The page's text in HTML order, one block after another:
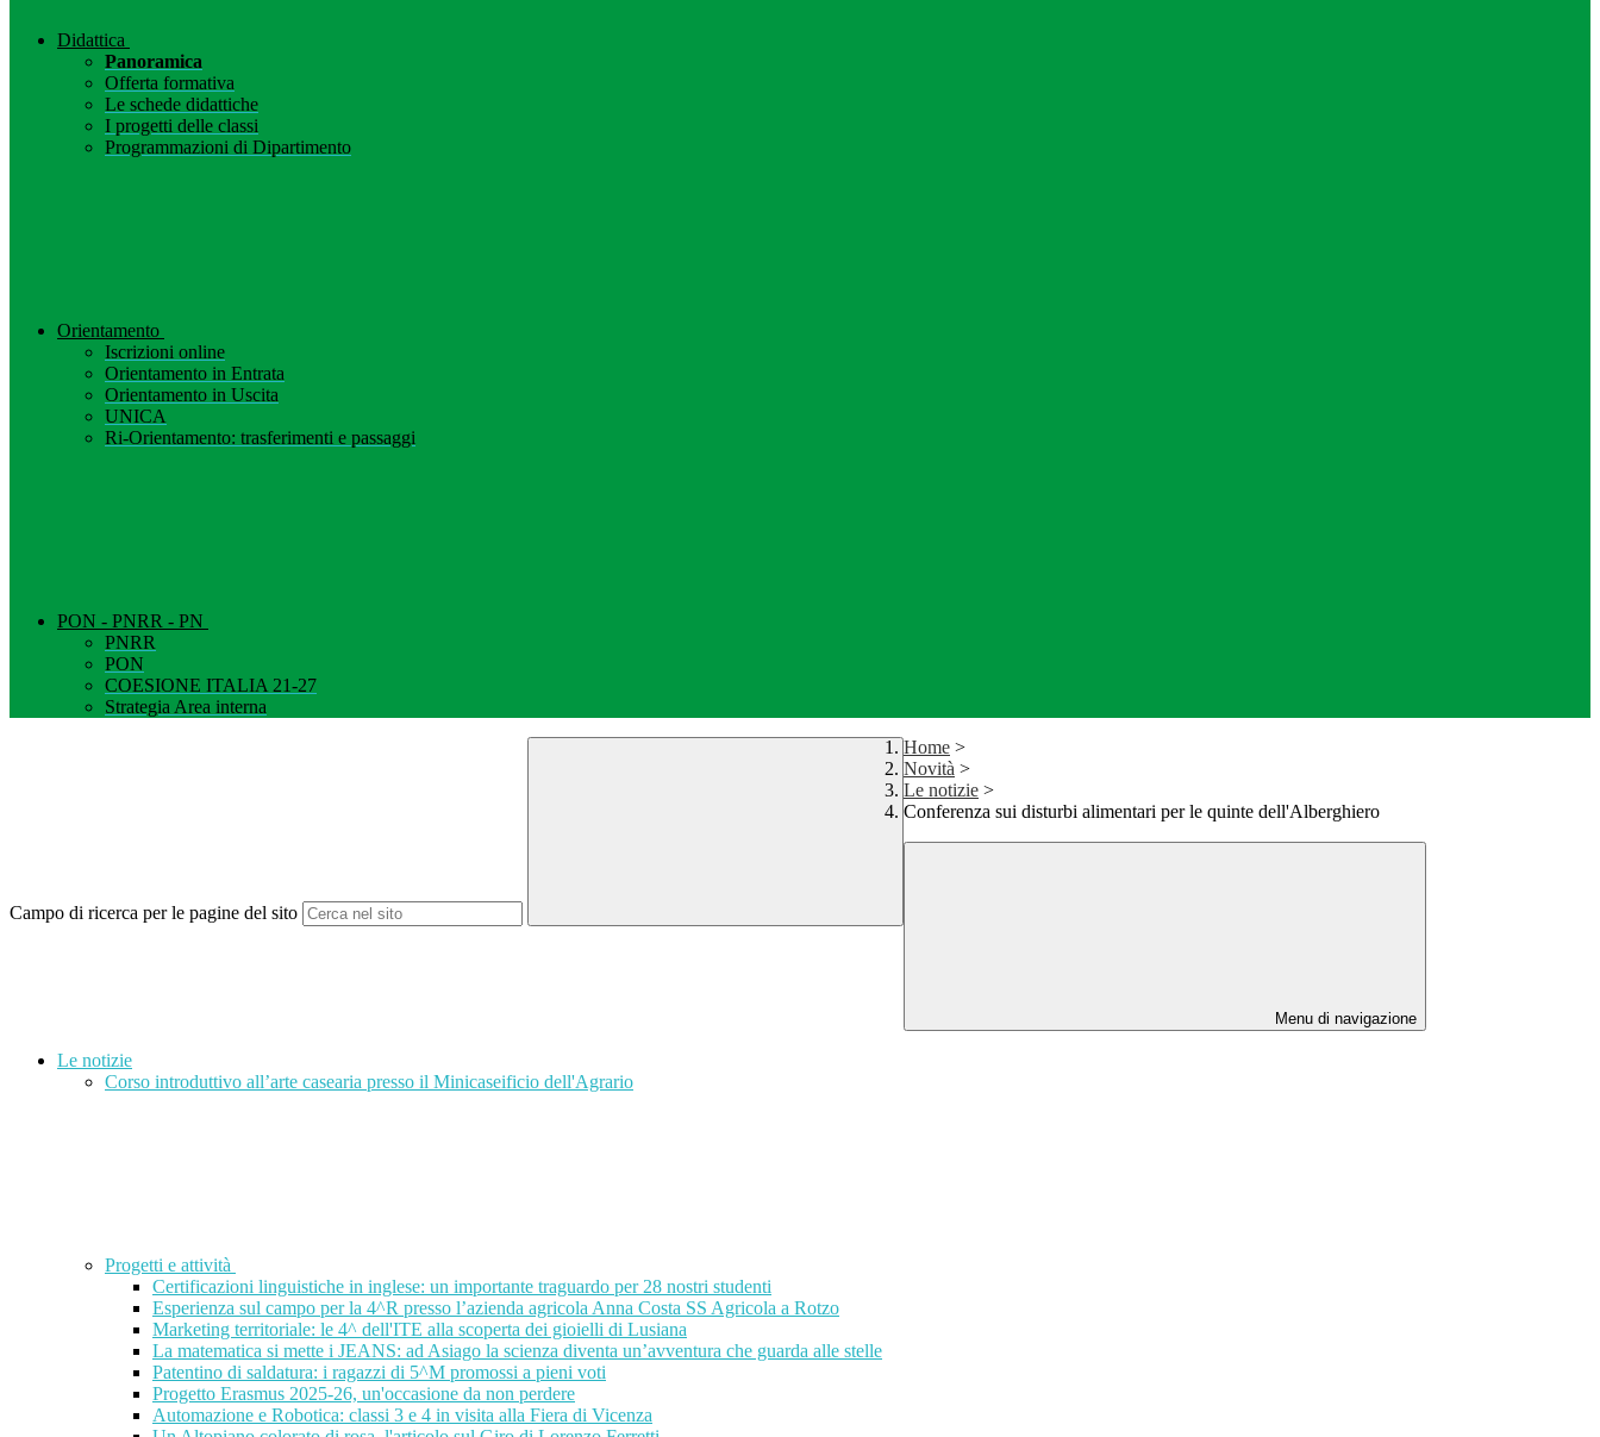
Didattica
Panoramica
Offerta formativa
Le schede didattiche
I progetti delle classi
Programmazioni di Dipartimento
Orientamento
Iscrizioni online
Orientamento in Entrata
Orientamento in Uscita
UNICA
Ri-Orientamento: trasferimenti e passaggi
PON - PNRR - PN
PNRR
PON
COESIONE ITALIA 21-27
Strategia Area interna
Campo di ricerca per le pagine del sito
Home >
Novità >
Le notizie >
Conferenza sui disturbi alimentari per le quinte dell'Alberghiero
Menu di navigazione
Le notizie
Corso introduttivo all’arte casearia presso il Minicaseificio dell'Agrario
Progetti e attività
Certificazioni linguistiche in inglese: un importante traguardo per 28 nostri studenti
Esperienza sul campo per la 4^R presso l’azienda agricola Anna Costa SS Agricola a Rotzo
Marketing territoriale: le 4^ dell'ITE alla scoperta dei gioielli di Lusiana
La matematica si mette i JEANS: ad Asiago la scienza diventa un’avventura che guarda alle stelle
Patentino di saldatura: i ragazzi di 5^M promossi a pieni voti
Progetto Erasmus 2025-26, un'occasione da non perdere
Automazione e Robotica: classi 3 e 4 in visita alla Fiera di Vicenza